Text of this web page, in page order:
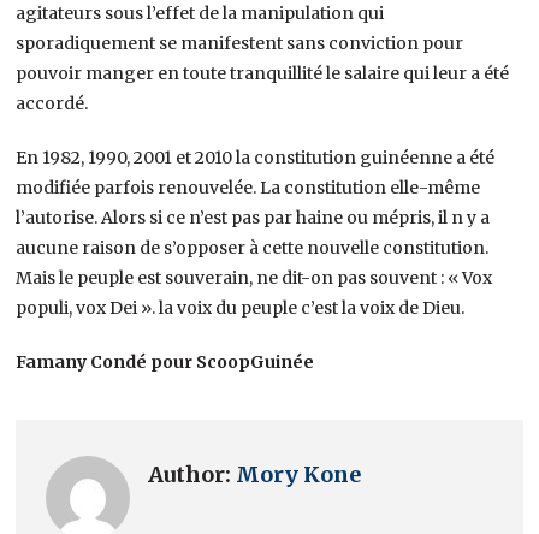
agitateurs sous l’effet de la manipulation qui
sporadiquement se manifestent sans conviction pour
pouvoir manger en toute tranquillité le salaire qui leur a été
accordé.
En 1982, 1990, 2001 et 2010 la constitution guinéenne a été
modifiée parfois renouvelée. La constitution elle-même
l’autorise. Alors si ce n’est pas par haine ou mépris, il n y a
aucune raison de s’opposer à cette nouvelle constitution.
Mais le peuple est souverain, ne dit-on pas souvent : « Vox
populi, vox Dei ». la voix du peuple c’est la voix de Dieu.
Famany Condé pour ScoopGuinée
Author: Mory Kone